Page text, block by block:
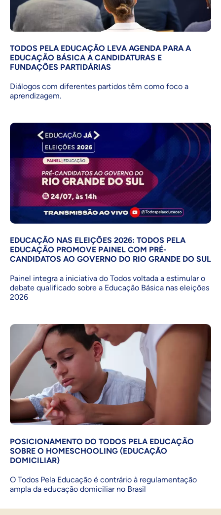
TODOS PELA EDUCAÇÃO LEVA AGENDA PARA A
EDUCAÇÃO BÁSICA A CANDIDATURAS E
FUNDAÇÕES PARTIDÁRIAS
Diálogos com diferentes partidos têm como foco a
aprendizagem.
EDUCAÇÃO NAS ELEIÇÕES 2026: TODOS PELA
EDUCAÇÃO PROMOVE PAINEL COM PRÉ-
CANDIDATOS AO GOVERNO DO RIO GRANDE DO SUL
Painel integra a iniciativa do Todos voltada a estimular o
debate qualificado sobre a Educação Básica nas eleições
2026
POSICIONAMENTO DO TODOS PELA EDUCAÇÃO
SOBRE O HOMESCHOOLING (EDUCAÇÃO
DOMICILIAR)
O Todos Pela Educação é contrário à regulamentação
ampla da educação domiciliar no Brasil